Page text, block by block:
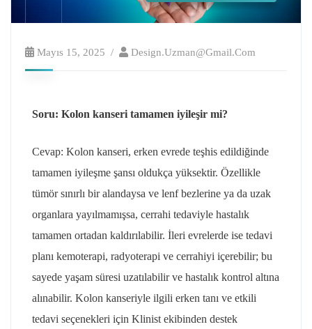
Mayıs 15, 2025 Design.uzman@gmail.com
Soru: Kolon kanseri tamamen iyileşir mi?
Cevap: Kolon kanseri, erken evrede teşhis edildiğinde
tamamen iyileşme şansı oldukça yüksektir. Özellikle
tümör sınırlı bir alandaysa ve lenf bezlerine ya da uzak
organlara yayılmamışsa, cerrahi tedaviyle hastalık
tamamen ortadan kaldırılabilir. İleri evrelerde ise tedavi
planı kemoterapi, radyoterapi ve cerrahiyi içerebilir; bu
sayede yaşam süresi uzatılabilir ve hastalık kontrol altına
alınabilir. Kolon kanseriyle ilgili erken tanı ve etkili
tedavi seçenekleri için Klinist ekibinden destek